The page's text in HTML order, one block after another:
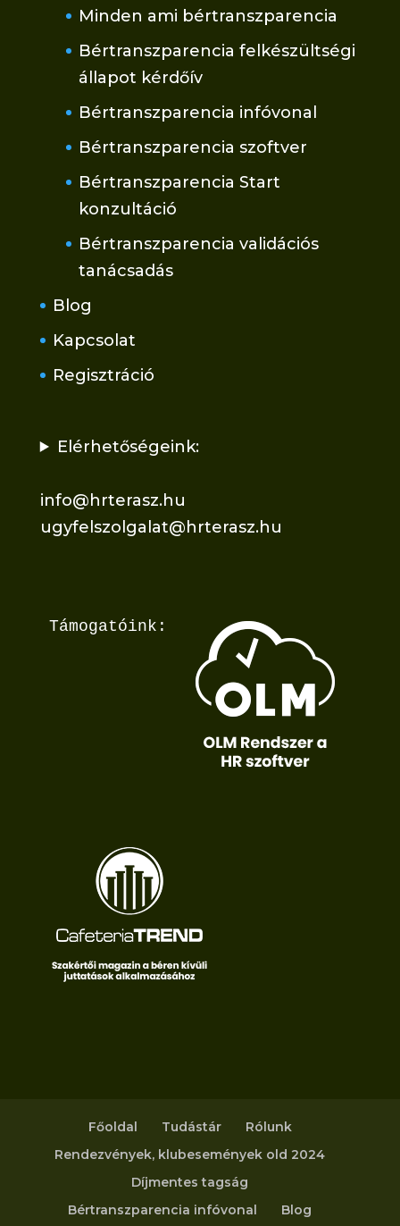
Minden ami bértranszparencia
Bértranszparencia felkészültségi
állapot kérdőív
Bértranszparencia infóvonal
Bértranszparencia szoftver
Bértranszparencia Start
konzultáció
Bértranszparencia validációs
tanácsadás
Blog
Kapcsolat
Regisztráció
Elérhetőségeink:
info@hrterasz.hu
ugyfelszolgalat@hrterasz.hu
Támogatóink:
Főoldal Tudástár
Rólunk
Rendezvények, klubesemények old 2024
Díjmentes tagság
Bértranszparencia infóvonal
Blog